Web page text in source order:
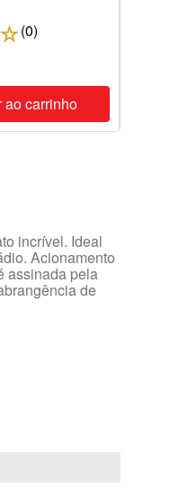
☆(0)
ao carrinho
incrível. Ideal
Acionamento
assinada pela
de